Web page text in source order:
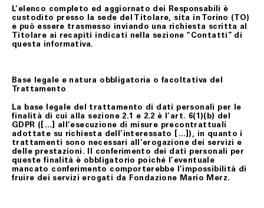
L’elenco completo ed aggiornato dei Responsabili è
custodito presso la sede del Titolare, sita in Torino (TO)
e può essere trasmesso inviando una richiesta scritta al
Titolare ai recapiti indicati nella sezione “Contatti” di
questa informativa.
Base legale e natura obbligatoria o facoltativa del
Trattamento
La base legale del trattamento di dati personali per le
finalità di cui alla sezione 2.1 e 2.2 è l’art. 6(1)(b) del
GDPR ([…] all’esecuzione di misure precontrattuali
adottate su richiesta dell’interessato […]), in quanto i
trattamenti sono necessari all’erogazione dei servizi e
delle prestazioni. Il conferimento dei dati personali per
queste finalità è obbligatorio poiché l’eventuale
mancato conferimento comporterebbe l’impossibilità di
fruire dei servizi erogati da Fondazione Mario Merz.